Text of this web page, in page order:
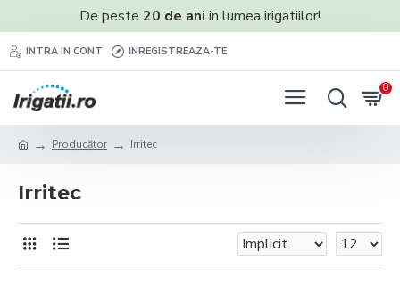
De peste 20 de ani in lumea irigatiilor!
INTRA IN CONT INREGISTREAZA-TE
0
Producător Irritec
Irritec